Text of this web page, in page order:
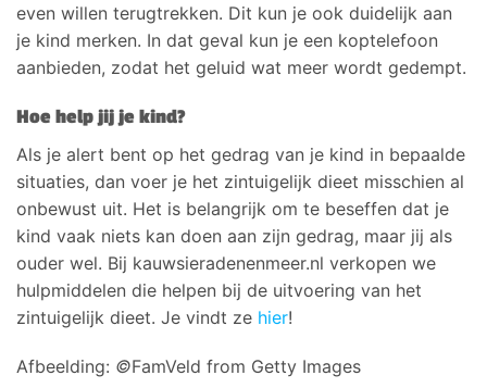
even willen terugtrekken. Dit kun je ook duidelijk aan
je kind merken. In dat geval kun je een koptelefoon
aanbieden, zodat het geluid wat meer wordt gedempt.
Hoe help jij je kind?
Als je alert bent op het gedrag van je kind in bepaalde
situaties, dan voer je het zintuigelijk dieet misschien al
onbewust uit. Het is belangrijk om te beseffen dat je
kind vaak niets kan doen aan zijn gedrag, maar jij als
ouder wel. Bij kauwsieradenenmeer.nl verkopen we
hulpmiddelen die helpen bij de uitvoering van het
zintuigelijk dieet. Je vindt ze hier!
Afbeelding: ©FamVeld from Getty Images